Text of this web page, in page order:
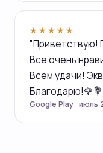
★★★★★
"Приветствую!
Все очень
Всем удачи!
Google Play · июль